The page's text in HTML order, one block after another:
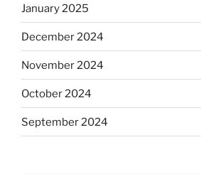
January 2025
December 2024
November 2024
October 2024
September 2024